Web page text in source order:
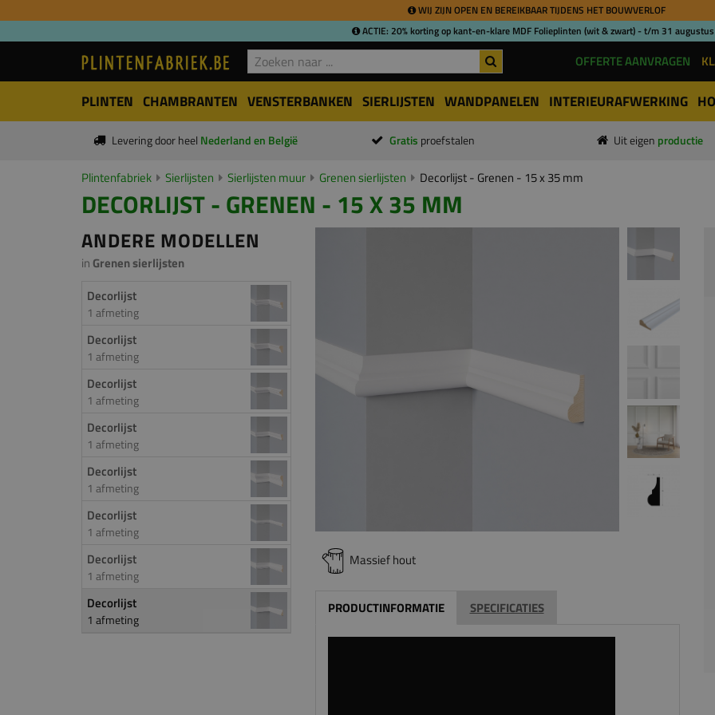
WIJ ZIJN OPEN EN BEREIKBAAR TIJDENS HET BOUWVERLOF
ACTIE: 20% korting op kant-en-klare MDF Folieplinten (wit & zwart) - t/m 31
OFFERTE AANVRAGEN
PLINTEN CHAMBRANTEN VENSTERBANKEN SIERLIJSTEN WANDPANELEN INTERIEURAFWERKING
Levering door heel Nederland en België Gratis proefstalen Uit eigen productie
Plintenfabriek Sierlijsten Sierlijsten muur Grenen sierlijsten Decorlijst - Grenen - 15 x 35 mm
DECORLIJST - GRENEN - 15 X 35 MM
ANDERE MODELLEN
in Grenen sierlijsten
Decorlijst
1 afmeting
Decorlijst
1 afmeting
Decorlijst
1 afmeting
Decorlijst
1 afmeting
Decorlijst
1 afmeting
Decorlijst
1 afmeting
Decorlijst
1 afmeting
Decorlijst
1 afmeting
Massief hout
PRODUCTINFORMATIE SPECIFICATIES